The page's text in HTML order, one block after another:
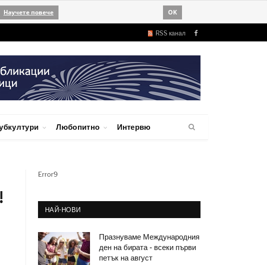
Научете повече OK
RSS канал Facebook
Любопитно Интервю
Error9
НАЙ-НОВИ
Празнуваме Международния
ден на бирата - всеки първи
петък на август